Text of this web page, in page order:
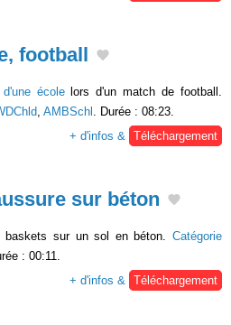
football
écolelors d'un match de football.
, AMBSchl . Durée : 08:23.
+ d'infos & Téléchargement
sur béton
baskets sur un sol en béton. Catégorie
: 00:11.
+ d'infos &
Téléchargement